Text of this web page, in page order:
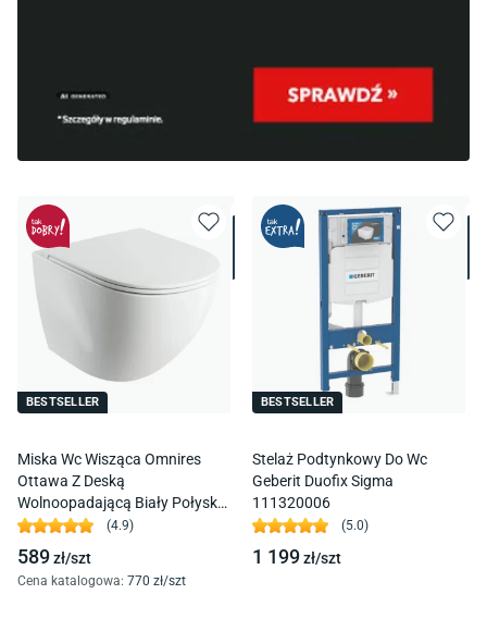
BESTSELLER
Miska Wc Wisząca Omnires
Ottawa Z Deską
Wolnoopadającą Biały Połysk
Ottawamwbp(4.9)
589zł/szt
Cena katalogowa: 770 zł/szt
BESTSELLER
Stelaż Podtynkowy Do Wc
Geberit Duofix Sigma
111320006
(5.0)
1 199zł/szt